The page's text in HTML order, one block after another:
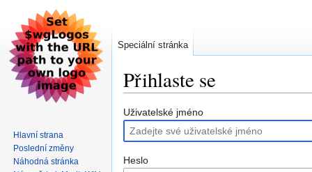
Přihlaste se
Skočit
na
navigaci
Skočit
na
vyhledávání
Uživatelské jméno
Heslo
Speciální stránka
Hlavní strana
Poslední změny
Náhodná stránka